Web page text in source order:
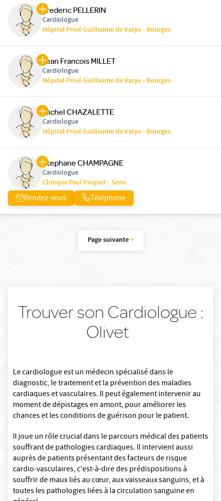
Frederic PELLERIN
Cardiologue
Hôpital Privé Guillaume de Varye - Bourges
Jean Francois MILLET
Cardiologue
Hôpital Privé Guillaume de Varye - Bourges
Michel CHAZALETTE
Cardiologue
Hôpital Privé Guillaume de Varye - Bourges
Stephane CHAMPAGNE
Cardiologue
Clinique Paul Picquet - Sens
Rendez-vous Téléphone
Page suivante
Trouver son Cardiologue :
Olivet
Le cardiologue est un médecin spécialisé dans le
diagnostic, le traitement et la prévention des maladies
cardiaques et vasculaires. Il peut également intervenir au
moment de dépistages en amont, pour améliorer les
chances et les conditions de guérison pour le patient.
Il joue un rôle crucial dans le parcours médical des patients
souffrant de pathologies cardiaques. Il intervient aussi
auprès de patients présentant des facteurs de risque
cardio-vasculaires, c'est-à-dire des prédispositions à
souffrir de maux liés au cœur, aux vaisseaux sanguins, et à
toutes les pathologies liées à la circulation sanguine en